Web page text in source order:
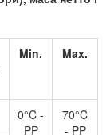
Min. Max.
0°C -
PP
70°C
- PP